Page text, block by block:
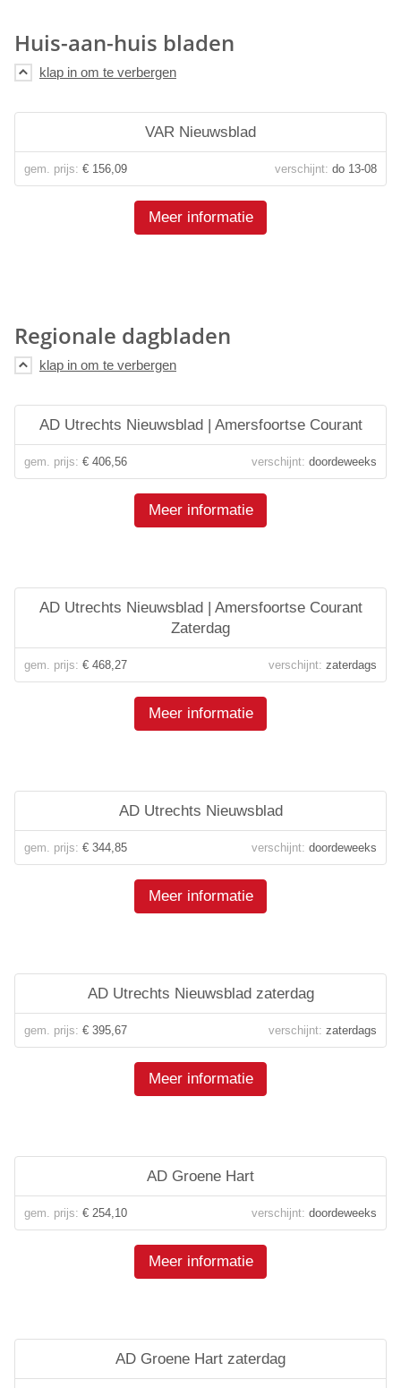
Huis-aan-huis bladen
VAR Nieuwsblad
gem. prijs: € 156,09 verschijnt: do 13-08
Meer informatie
Regionale dagbladen
AD Utrechts Nieuwsblad | Amersfoortse Courant
gem. prijs: € 406,56 verschijnt: doordeweeks
Meer informatie
AD Utrechts Nieuwsblad | Amersfoortse Courant
Zaterdag
gem. prijs: € 468,27 verschijnt: zaterdags
Meer informatie
AD Utrechts Nieuwsblad
gem. prijs: € 344,85 verschijnt: doordeweeks
Meer informatie
AD Utrechts Nieuwsblad zaterdag
gem. prijs: € 395,67 verschijnt: zaterdags
Meer informatie
AD Groene Hart
gem. prijs: € 254,10 verschijnt: doordeweeks
Meer informatie
AD Groene Hart zaterdag